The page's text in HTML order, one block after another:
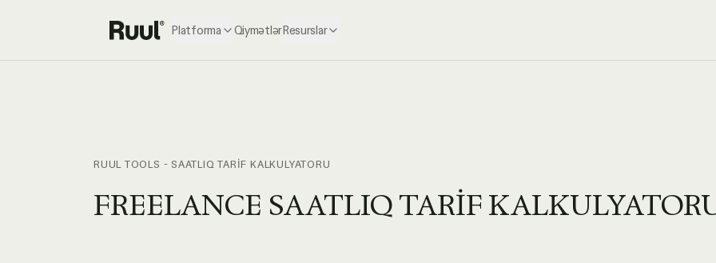
Ruul ana səhifəPlatforma QiymətlərResurslar
RUUL TOOLS - SAATLIQ TARİF KALKULYATORU
FREELANCE SAATLIQ TARİF